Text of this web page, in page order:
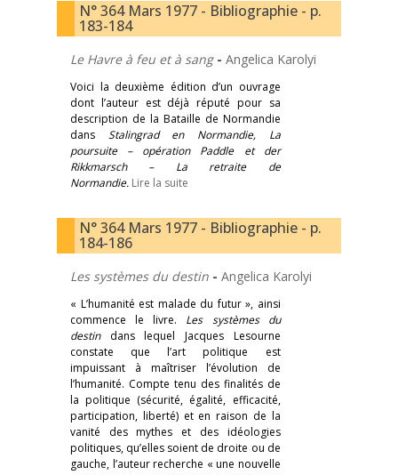
N° 364 Mars 1977 - Bibliographie - p.
183-184
Le Havre à feu et à sang - Angelica Karolyi
Voici la deuxième édition d’un ouvrage
dont l’auteur est déjà réputé pour sa
description de la Bataille de Normandie
dans Stalingrad en Normandie, La
poursuite – opération Paddle et der
Rikkmarsch – La retraite de
Normandie. Lire la suite
N° 364 Mars 1977 - Bibliographie - p.
184-186
Les systèmes du destin - Angelica Karolyi
« L’humanité est malade du futur », ainsi
commence le livre. Les systèmes du
destin dans lequel Jacques Lesourne
constate que l’art politique est
impuissant à maîtriser l’évolution de
l’humanité. Compte tenu des finalités de
la politique (sécurité, égalité, efficacité,
participation, liberté) et en raison de la
vanité des mythes et des idéologies
politiques, qu’elles soient de droite ou de
gauche, l’auteur recherche « une nouvelle